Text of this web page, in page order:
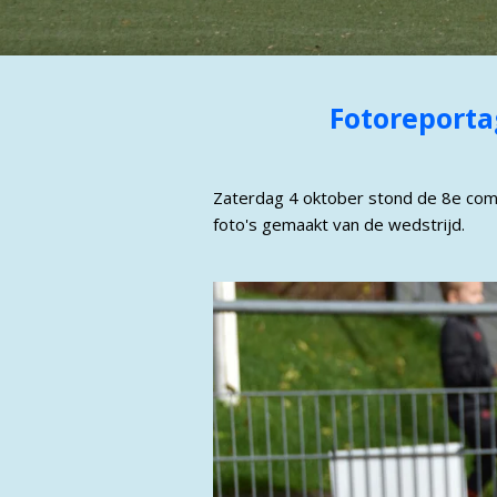
Zaterdag 4 oktober stond de 8e
foto's gemaakt van de wedstrijd.